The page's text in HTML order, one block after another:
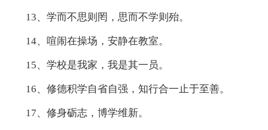
13、学而不思则罔，思而不学则殆。
14、喧闹在操场，安静在教室。
15、学校是我家，我是其一员。
16、修德积学自省自强，知行合一止于至善。
17、修身砺志，博学维新。